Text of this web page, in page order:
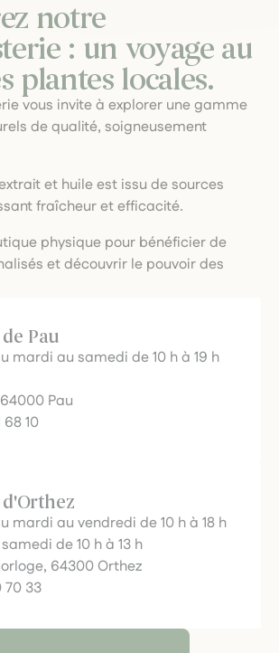
notre
: un voyage au
plantes locales.
vous invite à explorer une gamme
de qualité, soigneusement
et huile est issu de sources
fraîcheur et efficacité.
physique pour bénéficier de
et découvrir le pouvoir des
Pau
mardi au samedi de 10 h à 19 h
Pau
68 10
mardi au vendredi de 10 h à 18 h
de 10 h à 13 h
64300 Orthez
70 33